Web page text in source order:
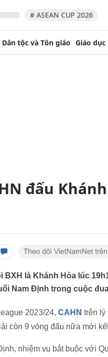
# ASEAN CUP 2026
Dân tộc và Tôn giáo Giáo dục
đấu
là Khánh Hòa lúc
Nam Định trong cuộc
2023/24, CAHN trên lý
còn 9 vòng đấu nữa mới
nhiệm vụ bắt buộc với